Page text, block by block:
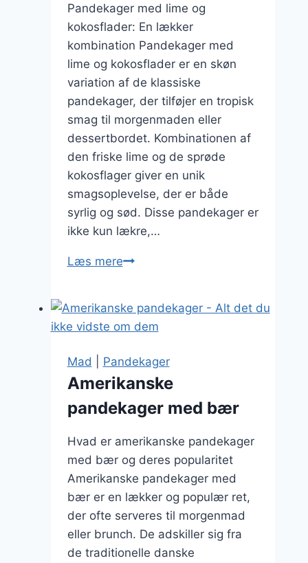
Pandekager med lime og
kokosflader: En lækker
kombination Pandekager med
lime og kokosflader er en skøn
variation af de klassiske
pandekager, der tilføjer en tropisk
smag til morgenmaden eller
dessertbordet. Kombinationen af
den friske lime og de sprøde
kokosflager giver en unik
smagsoplevelse, der er både
syrlig og sød. Disse pandekager er
ikke kun lækre,…
Læs merePandekager
og
kokosflader
Mad
Pandekager
Amerikanske
pandekager med bær
Hvad er amerikanske pandekager
med bær og deres popularitet
Amerikanske pandekager med
bær er en lækker og populær ret,
der ofte serveres til morgenmad
eller brunch. De adskiller sig fra
de traditionelle danske